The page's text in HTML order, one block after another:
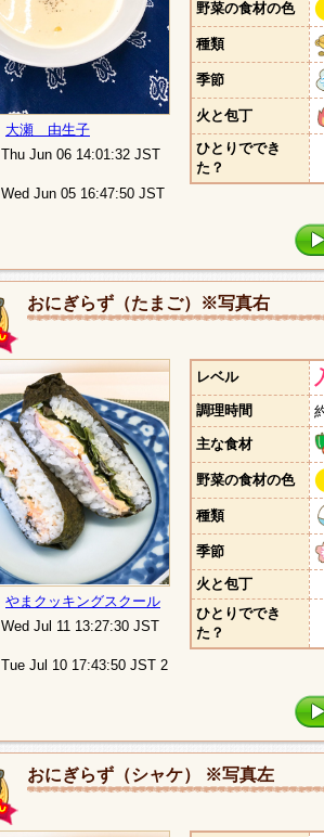
大瀬 由生子
Thu Jun 06 14:01:32 JST
Wed Jun 05 16:47:50 JST
野菜の食材の色
種類
季節
火と包丁
ひとりででき
た？
おにぎらず（たまご）※写真右
やまクッキングスクール
Wed Jul 11 13:27:30 JST
Tue Jul 10 17:43:50 JST 2
レベル
調理時間
主な食材
野菜の食材の色
種類
季節
火と包丁
ひとりででき
た？
おにぎらず（シャケ） ※写真左